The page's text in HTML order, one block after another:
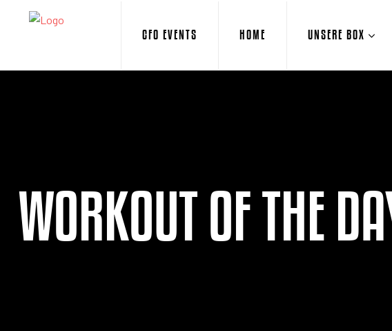
CFO EVENTS HOME UNSERE BOX
WORKOUT OF THE